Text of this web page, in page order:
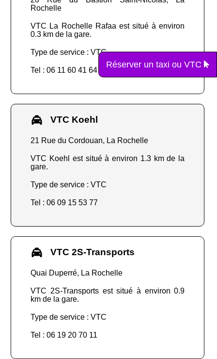
Rochelle
VTC La Rochelle Rafaa est situé à environ
0.3 km de la gare.
Type de service : VTC
Tel : 06 11 60 41 64
VTC Koehl
21 Rue du Cordouan, La Rochelle
VTC Koehl est situé à environ 1.3 km de la
gare.
Type de service : VTC
Tel : 06 09 15 53 77
VTC 2S-Transports
Quai Duperré, La Rochelle
VTC 2S-Transports est situé à environ 0.9
km de la gare.
Type de service : VTC
Tel : 06 19 20 70 11
Réserver un taxi ou VTC